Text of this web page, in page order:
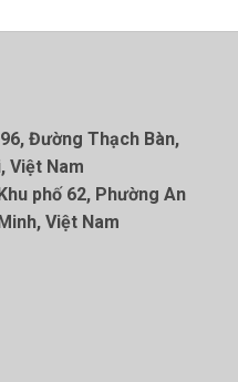
Đường Thạch Bàn,
Việt Nam
phố 62, Phường An
Việt Nam